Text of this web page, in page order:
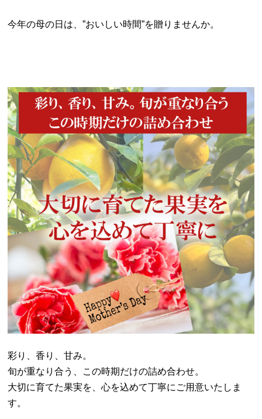
今年の母の日は、”おいしい時間”を贈りませんか。
彩り、香り、甘み。
旬が重なり合う、この時期だけの詰め合わせ。
大切に育てた果実を、心を込めて丁寧にご用意いたしま
す。